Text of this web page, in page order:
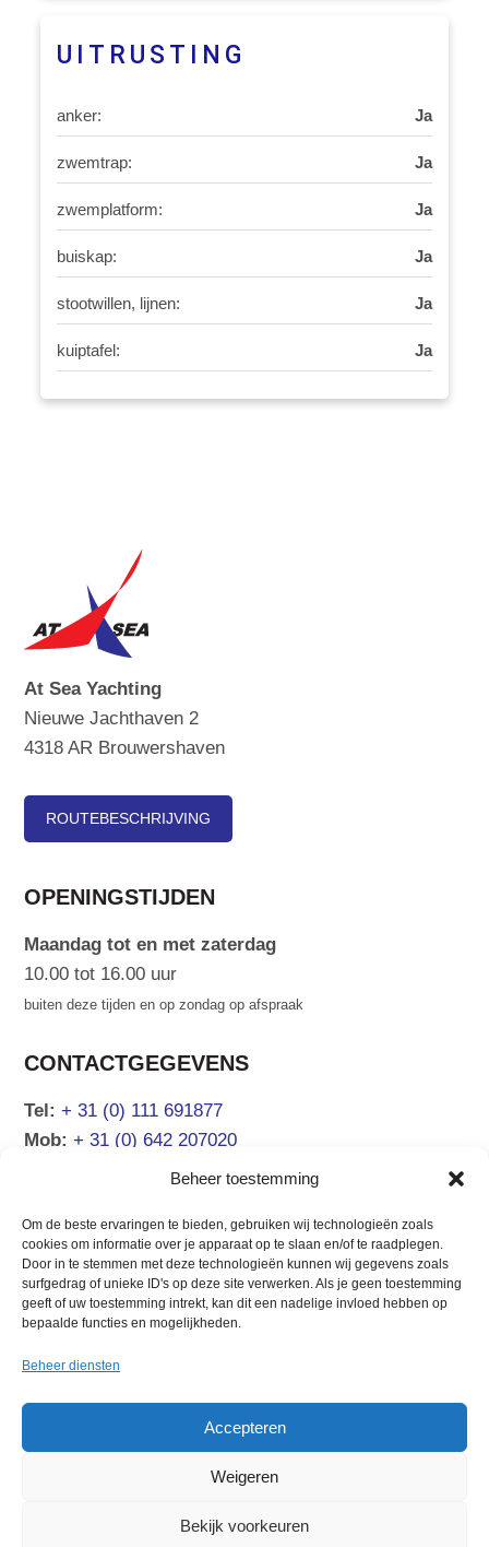
Beheer toestemming
Om de beste ervaringen te bieden, gebruiken wij technologieën zoals
cookies om informatie over je apparaat op te slaan en/of te raadplegen.
Door in te stemmen met deze technologieën kunnen wij gegevens zoals
surfgedrag of unieke ID's op deze site verwerken. Als je geen toestemming
geeft of uw toestemming intrekt, kan dit een nadelige invloed hebben op
bepaalde functies en mogelijkheden.
Beheer diensten
Accepteren
Weigeren
Bekijk voorkeuren
UITRUSTING
anker: Ja
zwemtrap: Ja
zwemplatform: Ja
buiskap: Ja
stootwillen, lijnen: Ja
kuiptafel: Ja
At Sea Yachting
Nieuwe Jachthaven 2
4318 AR Brouwershaven
ROUTEBESCHRIJVING
OPENINGSTIJDEN
Maandag tot en met zaterdag
10.00 tot 16.00 uur
buiten deze tijden en op zondag op afspraak
CONTACTGEGEVENS
Tel: + 31 (0) 111 691877
Mob: + 31 (0) 642 207020
info@atsea.nl
NAVIGATIE
Verkoopaanbod
Boot verkopen
Verhuur Kroatië
Chartermanagement
Privacy &
Algemene voorwaarden